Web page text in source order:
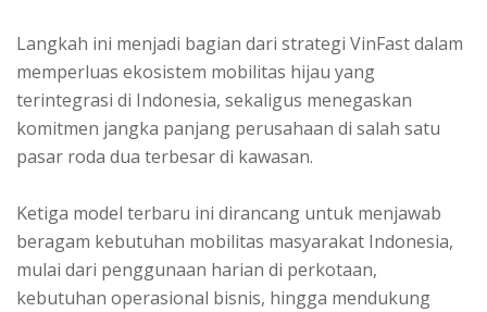
Langkah ini menjadi bagian dari strategi VinFast dalam
memperluas ekosistem mobilitas hijau yang
terintegrasi di Indonesia, sekaligus menegaskan
komitmen jangka panjang perusahaan di salah satu
pasar roda dua terbesar di kawasan.
Ketiga model terbaru ini dirancang untuk menjawab
beragam kebutuhan mobilitas masyarakat Indonesia,
mulai dari penggunaan harian di perkotaan,
kebutuhan operasional bisnis, hingga mendukung